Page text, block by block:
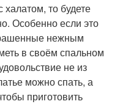
то будете
Особенно если это
нежным
в своём спальном
не из
можно спать, а
приготовить